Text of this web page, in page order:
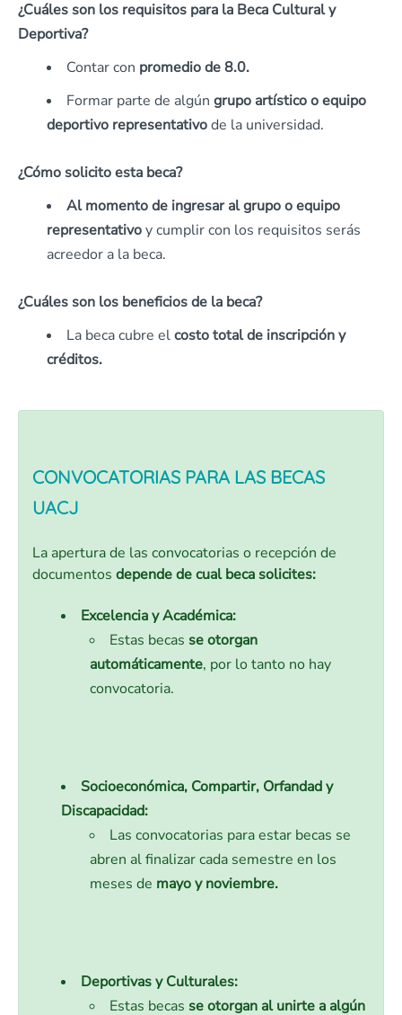
¿Cuáles son los requisitos para la Beca Cultural y
Deportiva?
Contar con promedio de 8.0.
Formar parte de algún grupo artístico o equipo
deportivo representativode la universidad.
¿Cómo solicito esta beca?
Al momento de ingresar al grupo o equipo
representativoy cumplir con los requisitos serás
acreedor a la beca.
¿Cuáles son los beneficios de la beca?
La beca cubre elcosto total de inscripción y
créditos.
CONVOCATORIAS PARA LAS BECAS
UACJ
La apertura de las convocatorias o recepción de
documentos depende de cual beca solicites:
Excelencia y Académica:
Estas becas se otorgan
automáticamente, por lo tanto no hay
convocatoria.
Socioeconómica, Compartir, Orfandad y
Discapacidad:
Las convocatorias para estar becas se
abren al finalizar cada semestre en los
meses de mayo y noviembre.
Deportivas y Culturales:
Estas becas se otorgan al unirte a algún